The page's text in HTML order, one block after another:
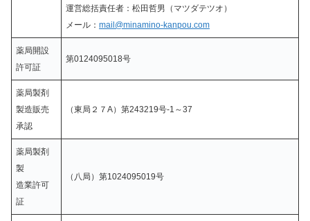
運営総括責任者：松田哲男（マツダテツオ）
メール： mail@minamino-kanpou.com
薬局開設
許可証
第0124095018号
薬局製剤
製造販売
承認
（東局２７A）第243219号-1～37
薬局製剤
製
造業許可
証
（八局）第1024095019号